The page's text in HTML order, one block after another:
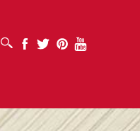
OUVRIR LA BOÎTE DE RECHERCHE
Facebook
Twitter PinterestYoutube